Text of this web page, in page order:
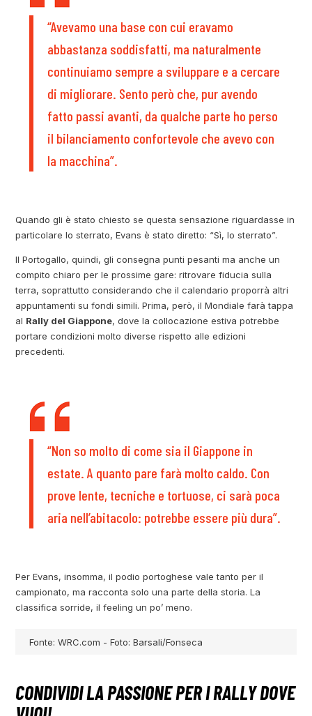
“Avevamo una base con cui eravamo
abbastanza soddisfatti, ma naturalmente
continuiamo sempre a sviluppare e a cercare
di migliorare. Sento però che, pur avendo
fatto passi avanti, da qualche parte ho perso
il bilanciamento confortevole che avevo con
la macchina”.
Quando gli è stato chiesto se questa sensazione riguardasse in
particolare lo sterrato, Evans è stato diretto: “Sì, lo sterrato”.
Il Portogallo, quindi, gli consegna punti pesanti ma anche un
compito chiaro per le prossime gare: ritrovare fiducia sulla
terra, soprattutto considerando che il calendario proporrà altri
appuntamenti su fondi simili. Prima, però, il Mondiale farà tappa
al Rally del Giappone, dove la collocazione estiva potrebbe
portare condizioni molto diverse rispetto alle edizioni
precedenti.
“Non so molto di come sia il Giappone in
estate. A quanto pare farà molto caldo. Con
prove lente, tecniche e tortuose, ci sarà poca
aria nell’abitacolo: potrebbe essere più dura”.
Per Evans, insomma, il podio portoghese vale tanto per il
campionato, ma racconta solo una parte della storia. La
classifica sorride, il feeling un po’ meno.
Fonte: WRC.com - Foto: Barsali/Fonseca